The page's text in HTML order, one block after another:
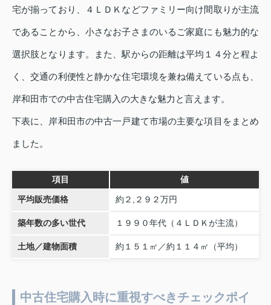
宅が揃っており、４ＬＤＫなどファミリー向け間取りが主流
であることから、小さなお子さまのいるご家庭にも魅力的な
選択肢となります。また、駅からの距離は平均１４分と程よ
く、交通の利便性と静かな住宅環境を兼ね備えている点も、
岸和田市での中古住宅購入の大きな魅力と言えます。
下表に、岸和田市の中古一戸建て市場の主要な項目をまとめ
ました。
項目 値
平均販売価格 約２,２９２万円
築年数の多い世代 １９９０年代（４ＬＤＫが主流）
土地／建物面積 約１５１㎡／約１１４㎡（平均）
中古住宅購入時に重視すべきチェックポイ